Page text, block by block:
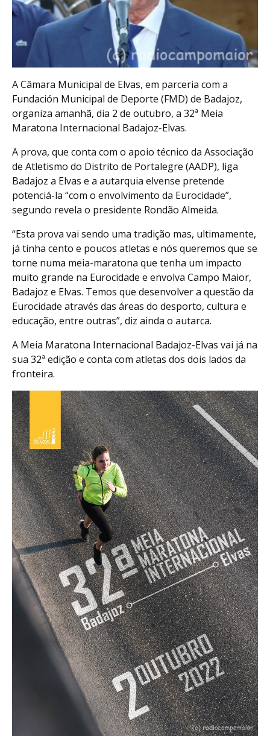
A Câmara Municipal de Elvas, em parceria com a
Fundación Municipal de Deporte (FMD) de Badajoz,
organiza amanhã, dia 2 de outubro, a 32ª Meia
Maratona Internacional Badajoz-Elvas.
A prova, que conta com o apoio técnico da Associação
de Atletismo do Distrito de Portalegre (AADP), liga
Badajoz a Elvas e a autarquia elvense pretende
potenciá-la “com o envolvimento da Eurocidade”,
segundo revela o presidente Rondão Almeida.
“Esta prova vai sendo uma tradição mas, ultimamente,
já tinha cento e poucos atletas e nós queremos que se
torne numa meia-maratona que tenha um impacto
muito grande na Eurocidade e envolva Campo Maior,
Badajoz e Elvas. Temos que desenvolver a questão da
Eurocidade através das áreas do desporto, cultura e
educação, entre outras”, diz ainda o autarca.
A Meia Maratona Internacional Badajoz-Elvas vai já na
sua 32ª edição e conta com atletas dos dois lados da
fronteira.